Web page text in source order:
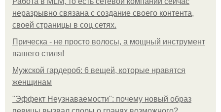
неразрывно связана с создание своего контента,
своей страницы в соц сетях.
Прическа - не просто волосы, а мощный инструмент
вашего стиля!
Мужской гардероб: 6 вещей, которые нравятся
женщинам
"Эффект Неузнаваемости": почему новый образ